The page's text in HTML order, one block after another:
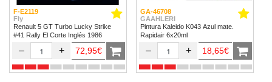
F-E2119
Fly
Renault 5 GT Turbo Lucky Strike
#41 Rally El Corte Inglés 1986
– + 72,95€
GA-46708
GAAHLERI
Pintura Kaleido K043 Azul mate.
Rapidair 6x20ml
– + 18,65€